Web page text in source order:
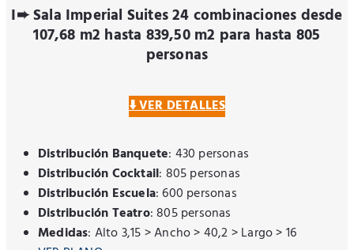
I➨ Sala Imperial Suites 24 combinaciones desde
107,68 m2 hasta 839,50 m2 para hasta 805
personas
⬇️ VER DETALLES
Distribución Banquete: 430 personas
Distribución Cocktail: 805 personas
Distribución Escuela: 600 personas
Distribución Teatro: 805 personas
Medidas: Alto 3,15 > Ancho > 40,2 > Largo > 16